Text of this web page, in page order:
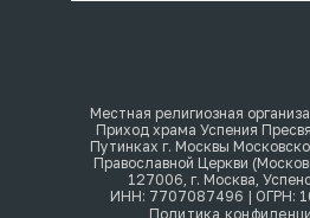
Местная религиозная
Приход храма Успения
Путинках г. Москвы
Православной Церкви
127006, г. Москва,
ИНН: 7707087496 | ОГРН:
Политика